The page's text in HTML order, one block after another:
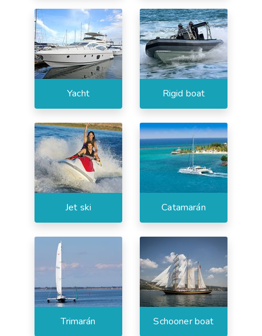
Yacht Rigid boat
Jet ski Catamarán
Trimarán Schooner boat